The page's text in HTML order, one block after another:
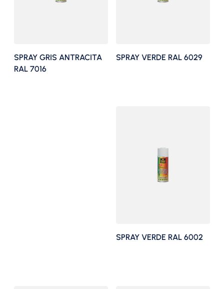
SPRAY GRIS ANTRACITA
RAL 7016
SPRAY VERDE RAL 6029
SPRAY VERDE RAL 6002